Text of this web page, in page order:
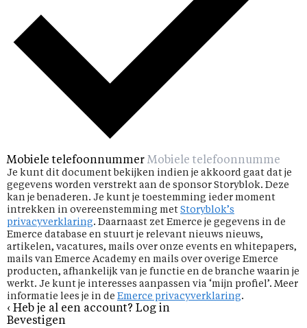
Mobiele telefoonnummer
Je kunt dit document bekijken indien je akkoord gaat dat je
gegevens worden verstrekt aan de sponsor Storyblok. Deze
kan je benaderen. Je kunt je toestemming ieder moment
intrekken in overeenstemming met Storyblok’s
privacyverklaring. Daarnaast zet Emerce je gegevens in de
Emerce database en stuurt je relevant nieuws nieuws,
artikelen, vacatures, mails over onze events en whitepapers,
mails van Emerce Academy en mails over overige Emerce
producten, afhankelijk van je functie en de branche waarin je
werkt. Je kunt je interesses aanpassen via ‘mijn profiel’. Meer
informatie lees je in de Emerce privacyverklaring.
‹ Heb je al een account? Log in
Bevestigen